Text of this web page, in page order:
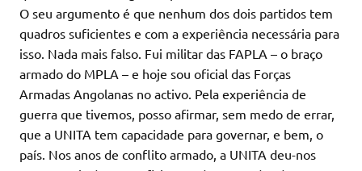
O seu argumento é que nenhum dos dois partidos tem
quadros suficientes e com a experiência necessária para
isso. Nada mais falso. Fui militar das FAPLA – o braço
armado do MPLA – e hoje sou oficial das Forças
Armadas Angolanas no activo. Pela experiência de
guerra que tivemos, posso afirmar, sem medo de errar,
que a UNITA tem capacidade para governar, e bem, o
país. Nos anos de conflito armado, a UNITA deu-nos